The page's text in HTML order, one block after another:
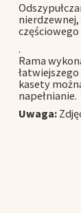
.
Rama
kasety
napełnianie.
Uwaga: